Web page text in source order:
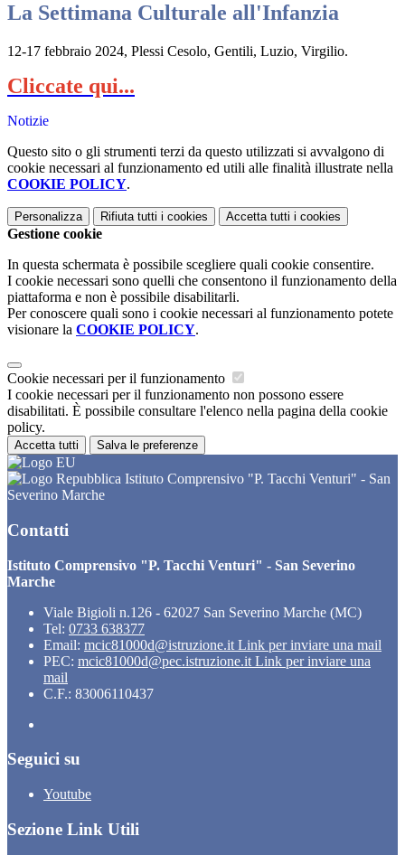
La Settimana Culturale all'Infanzia
12-17 febbraio 2024, Plessi Cesolo, Gentili, Luzio, Virgilio.
Cliccate qui...
Notizie
Questo sito o gli strumenti terzi da questo utilizzati si avvalgono di
cookie necessari al funzionamento ed utili alle finalità illustrate nella
COOKIE POLICY.
Personalizza Rifiuta tutti i cookies Accetta tutti i cookies
Gestione cookie
In questa schermata è possibile scegliere quali cookie consentire.
I cookie necessari sono quelli che consentono il funzionamento della
piattaforma e non è possibile disabilitarli.
Per conoscere quali sono i cookie necessari al funzionamento potete
visionare la COOKIE POLICY.
Cookie necessari per il funzionamento
I cookie necessari per il funzionamento non possono essere
disabilitati. È possibile consultare l'elenco nella pagina della cookie
policy.
Accetta tutti Salva le preferenze
Istituto Comprensivo "P. Tacchi Venturi" - San
Severino Marche
Contatti
Istituto Comprensivo "P. Tacchi Venturi" - San Severino
Marche
Viale Bigioli n.126 - 62027 San Severino Marche (MC)
Tel: 0733 638377
Email: mcic81000d@istruzione.it Link per inviare una mail
PEC: mcic81000d@pec.istruzione.it Link per inviare una
mail
C.F.: 83006110437
Seguici su
Youtube
Sezione Link Utili